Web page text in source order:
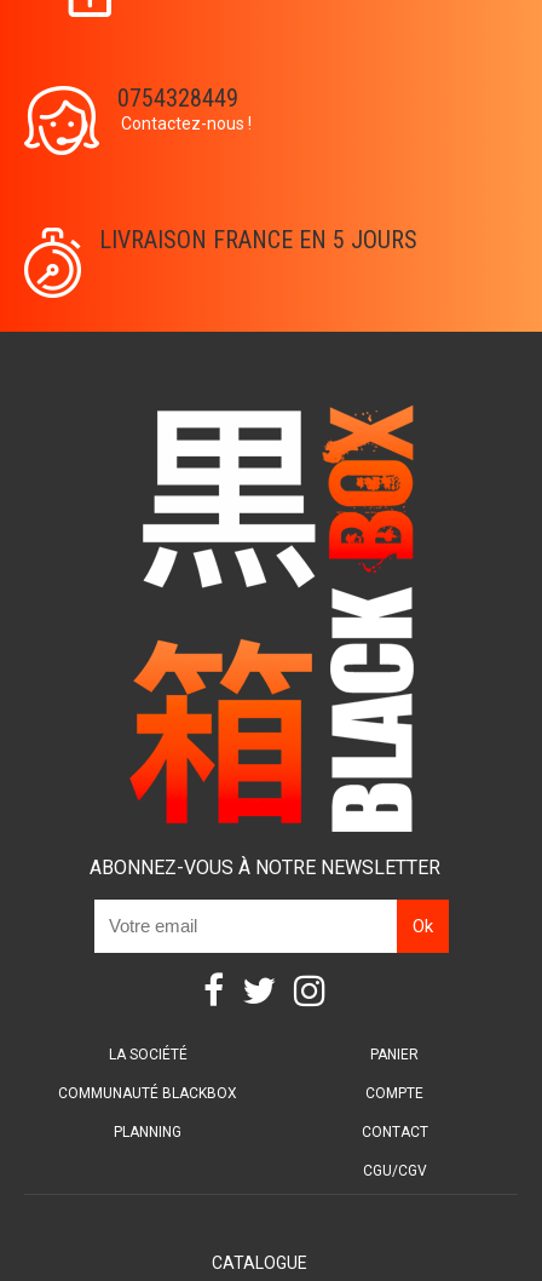
0754328449
Contactez-nous !
LIVRAISON FRANCE EN 5 JOURS
ABONNEZ-VOUS À NOTRE NEWSLETTER
LA SOCIÉTÉ
COMMUNAUTÉ BLACKBOX
PLANNING
PANIER
COMPTE
CONTACT
CGU/CGV
CATALOGUE